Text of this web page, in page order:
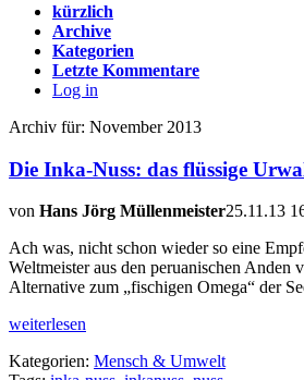
kürzlich
Archive
Kategorien
Letzte Kommentare
Log in
Archiv für: November 2013
Die Inka-Nuss: das flüssige
von Hans Jörg Müllenmeister25.11.13
Ach was, nicht schon wieder so eine
Weltmeister aus den peruanischen
Alternative zum „fischigen Omega“ der
weiterlesen
Kategorien: Mensch & Umwelt